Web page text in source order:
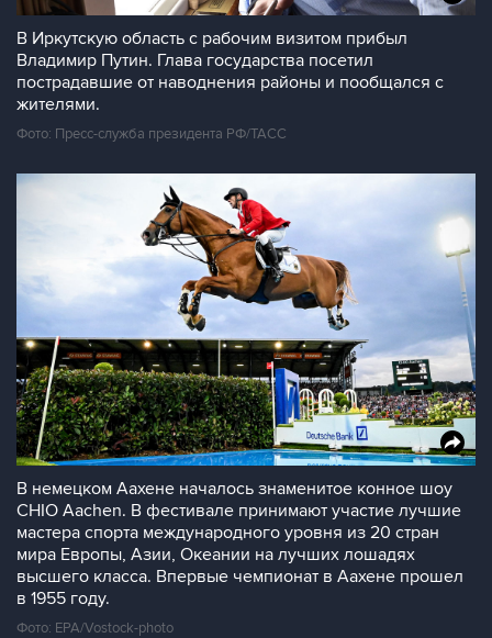
В Иркутскую область с рабочим визитом прибыл
Владимир Путин. Глава государства посетил
пострадавшие от наводнения районы и пообщался с
жителями.
Фото: Пресс-служба президента РФ/ТАСС
В немецком Аахене началось знаменитое конное шоу
CHIO Aachen. В фестивале принимают участие лучшие
мастера спорта международного уровня из 20 стран
мира Европы, Азии, Океании на лучших лошадях
высшего класса. Впервые чемпионат в Аахене прошел
в 1955 году.
Фото: EPA/Vostock-photo